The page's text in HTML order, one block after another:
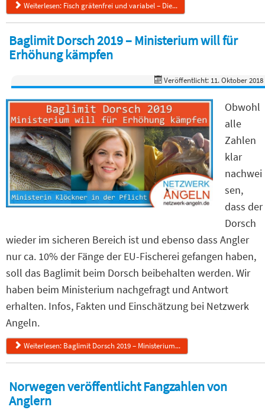
Weiterlesen: Fisch grätenfrei und variabel – Die...
Baglimit Dorsch 2019 – Ministerium will für
Erhöhung kämpfen
Veröffentlicht: 11. Oktober 2018
Obwohl
alle
Zahlen
klar
nachwei
sen,
dass der
Dorsch
wieder im sicheren Bereich ist und ebenso dass Angler
nur ca. 10% der Fänge der EU-Fischerei gefangen haben,
soll das Baglimit beim Dorsch beibehalten werden. Wir
haben beim Ministerium nachgefragt und Antwort
erhalten. Infos, Fakten und Einschätzung bei Netzwerk
Angeln.
Weiterlesen: Baglimit Dorsch 2019 – Ministerium...
Norwegen veröffentlicht Fangzahlen von
Anglern